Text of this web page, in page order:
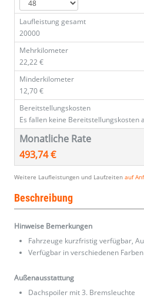
Laufleistung gesamt
20000
Mehrkilometer
22,22 €
Minderkilometer
12,70 €
Bereitstellungskosten
Es fallen keine Bereitstellungskosten
Monatliche Rate
493,74 €
Weitere Laufleistungen und Laufzeiten auf
Beschreibung
Hinweise Bemerkungen
Fahrzeuge kurzfristig verfügbar,
Verfügbar in verschiedenen
Außenausstattung
Dachspoiler mit 3. Bremsleuchte